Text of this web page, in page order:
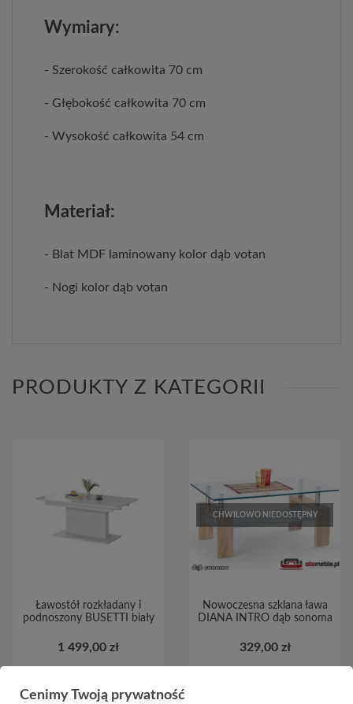
Wymiary:
- Szerokość całkowita 70 cm
- Głębokość całkowita 70 cm
- Wysokość całkowita 54 cm
Materiał:
- Blat MDF laminowany kolor dąb votan
- Nogi kolor dąb votan
PRODUKTY Z KATEGORII
Ławostół rozkładany i
podnoszony BUSETTI biały
1 499,00 zł
CHWILOWO NIEDOSTĘPNY
Nowoczesna szklana ława
DIANA INTRO dąb sonoma
329,00 zł
Cenimy Twoją prywatność